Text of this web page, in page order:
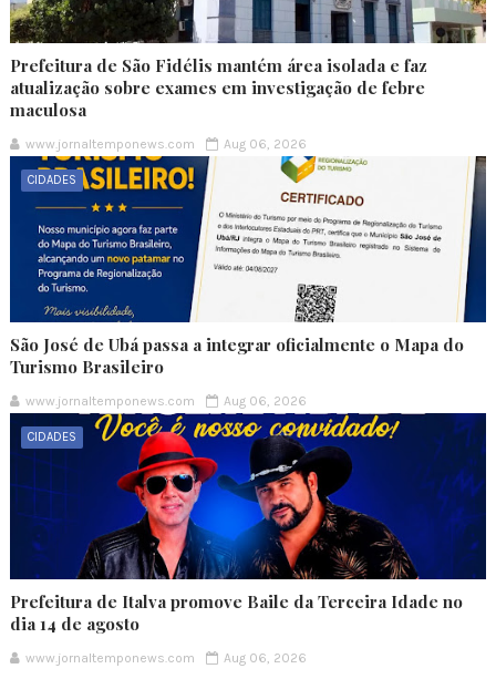
Prefeitura de São Fidélis mantém área isolada e faz
atualização sobre exames em investigação de febre
maculosa
www.jornaltemponews.com Aug 06, 2026
CIDADES
São José de Ubá passa a integrar oficialmente o Mapa do
Turismo Brasileiro
www.jornaltemponews.com Aug 06, 2026
CIDADES
Prefeitura de Italva promove Baile da Terceira Idade no
dia 14 de agosto
www.jornaltemponews.com Aug 06, 2026